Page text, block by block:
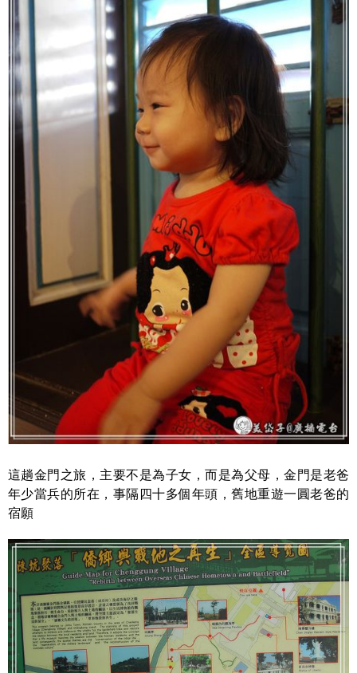
這趟金門之旅，主要不是為子女，而是為父母，金門是老爸
年少當兵的所在，事隔四十多個年頭，舊地重遊一圓老爸的
宿願